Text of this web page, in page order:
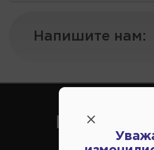
Напишите нам:
Как нас